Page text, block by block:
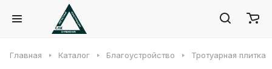
Главная Каталог Благоустройство Тротуарная плитка